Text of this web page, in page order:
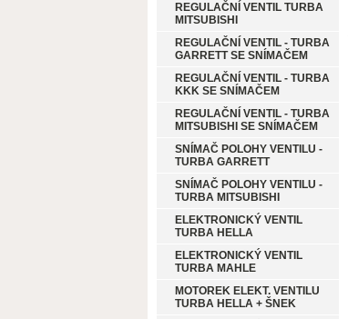
REGULAČNÍ VENTIL TURBA
MITSUBISHI
REGULAČNÍ VENTIL - TURBA
GARRETT SE SNÍMAČEM
REGULAČNÍ VENTIL - TURBA
KKK SE SNÍMAČEM
REGULAČNÍ VENTIL - TURBA
MITSUBISHI SE SNÍMAČEM
SNÍMAČ POLOHY VENTILU -
TURBA GARRETT
SNÍMAČ POLOHY VENTILU -
TURBA MITSUBISHI
ELEKTRONICKÝ VENTIL
TURBA HELLA
ELEKTRONICKÝ VENTIL
TURBA MAHLE
MOTOREK ELEKT. VENTILU
TURBA HELLA + ŠNEK